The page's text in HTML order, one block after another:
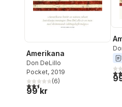
Amerikana
Don DeLillo
Pocket, 2019
2,5utav 5 stjärnor. Totalt antal
(6)
99 kr
3,0